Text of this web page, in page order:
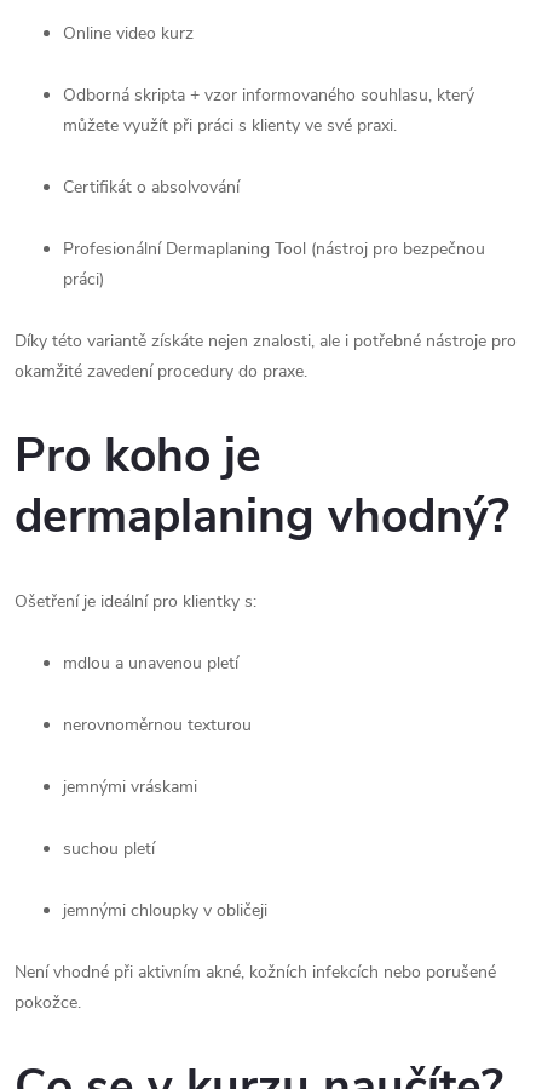
Online video kurz
Odborná skripta + vzor informovaného souhlasu, který
můžete využít při práci s klienty ve své praxi.
Certifikát o absolvování
Profesionální Dermaplaning Tool (nástroj pro bezpečnou
práci)
Díky této variantě získáte nejen znalosti, ale i potřebné nástroje pro
okamžité zavedení procedury do praxe.
Pro koho je
dermaplaning vhodný?
Ošetření je ideální pro klientky s:
mdlou a unavenou pletí
nerovnoměrnou texturou
jemnými vráskami
suchou pletí
jemnými chloupky v obličeji
Není vhodné při aktivním akné, kožních infekcích nebo porušené
pokožce.